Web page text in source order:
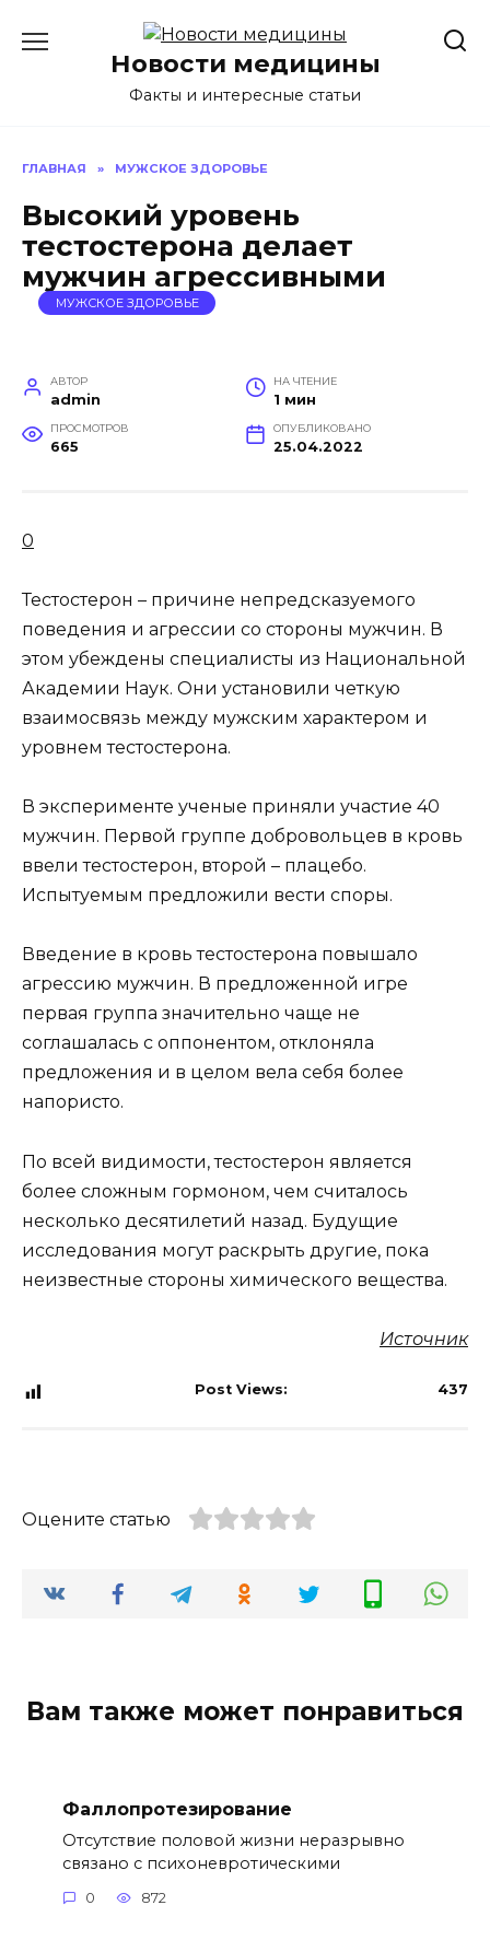
содержаниюНовости медицины
Факты и интересные статьи
ГЛАВНАЯ » МУЖСКОЕ ЗДОРОВЬЕ
Высокий уровень
тестостерона делает
мужчин агрессивными
МУЖСКОЕ ЗДОРОВЬЕ
АВТОР
admin
НА ЧТЕНИЕ
1 мин
ПРОСМОТРОВ
665
ОПУБЛИКОВАНО
25.04.2022
0
Тестостерон – причине непредсказуемого
поведения и агрессии со стороны мужчин. В
этом убеждены специалисты из Национальной
Академии Наук. Они установили четкую
взаимосвязь между мужским характером и
уровнем тестостерона.
В эксперименте ученые приняли участие 40
мужчин. Первой группе добровольцев в кровь
ввели тестостерон, второй – плацебо.
Испытуемым предложили вести споры.
Введение в кровь тестостерона повышало
агрессию мужчин. В предложенной игре
первая группа значительно чаще не
соглашалась с оппонентом, отклоняла
предложения и в целом вела себя более
напористо.
По всей видимости, тестостерон является
более сложным гормоном, чем считалось
несколько десятилетий назад. Будущие
исследования могут раскрыть другие, пока
неизвестные стороны химического вещества.
Источник
Post Views: 437
Оцените статью
Вам также может понравиться
Фаллопротезирование
Отсутствие половой жизни неразрывно
связано с психоневротическими
0 872